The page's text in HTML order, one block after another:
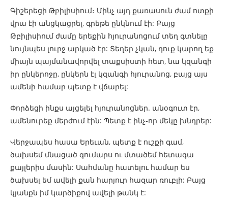
Գիշերեցի Թբիլիսիում։ Մինչ այդ քառասուն ժամ ոտքի
վրա էի անցկացրել, գրեթե ընկնում էի: Բայց
Թբիլիսիում ժամը երեքին հյուրանոցում տեղ գտնելը
նույնպես լուրջ արկած էր: Տեղեր չկան, դուք կարող եք
միայն պայմանավորվել տաքսիստի հետ, նա կզանգի
իր ընկերոջը, ընկերն էլ կզանգի հյուրանոց, բայց այս
ամենի համար պետք է վճարել:
Փորձեցի ինքս այցելել հյուրանոցներ. անօգուտ էր,
ամենուրեք մերժում էին: Պետք է ինչ-որ մեկը խնդրեր:
Վերջապես հասա Երեւան, պետք է ուշքի գամ,
ծախսեմ մնացած գումարս ու մտածեմ հետագա
քայլերիս մասին: Սահմանը հատելու համար ես
ծախսել եմ ավելի քան հարյուր հազար ռուբլի: Բայց
կյանքն իմ կարծիքով ավելի թանկ է: